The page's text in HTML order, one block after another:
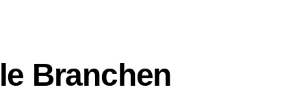
Branchen